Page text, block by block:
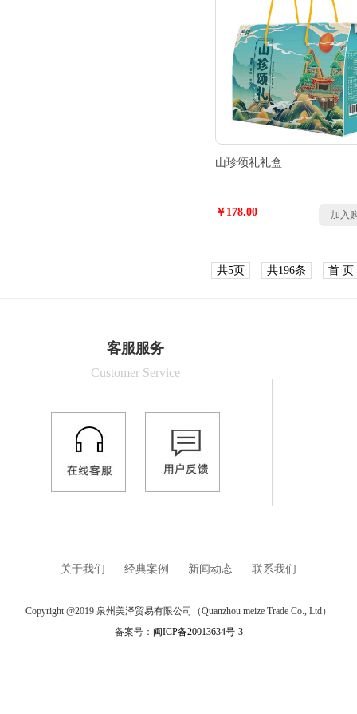
山珍颂礼礼盒
￥178.00 加入
共5页 共196条 首 页
客服服务
Customer Service
关于我们 经典案例 新闻动态 联系我们
Copyright @2019 泉州美泽贸易有限公司（Quanzhou meize Trade Co., Ltd）
备案号： 闽ICP备20013634号-3